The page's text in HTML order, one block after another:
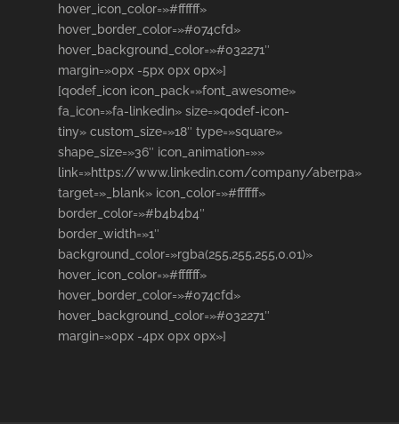
hover_icon_color=»#ffffff»
hover_border_color=»#074cfd»
hover_background_color=»#032271″
margin=»0px -5px 0px 0px»]
[qodef_icon icon_pack=»font_awesome»
fa_icon=»fa-linkedin» size=»qodef-icon-
tiny» custom_size=»18″ type=»square»
shape_size=»36″ icon_animation=»»
link=»https://www.linkedin.com/company/aberpa»
target=»_blank» icon_color=»#ffffff»
border_color=»#b4b4b4″
border_width=»1″
background_color=»rgba(255,255,255,0.01)»
hover_icon_color=»#ffffff»
hover_border_color=»#074cfd»
hover_background_color=»#032271″
margin=»0px -4px 0px 0px»]